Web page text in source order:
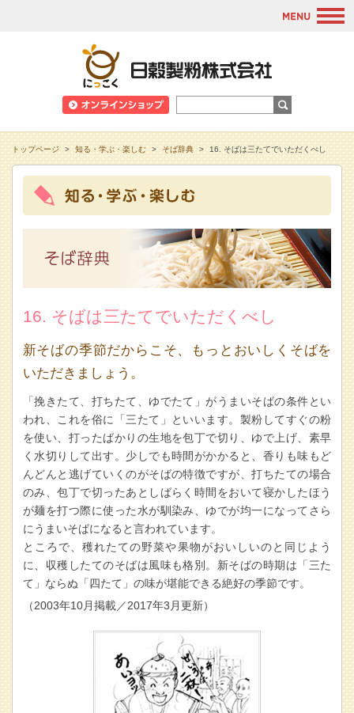
トップページ > 知る・学ぶ・楽しむ > そば辞典 > 16. そばは三たてでいただくべし
16. そばは三たてでいただくべし
新そばの季節だからこそ、もっとおいしくそばを
いただきましょう。
「挽きたて、打ちたて、ゆでたて」がうまいそばの条件とい
われ、これを俗に「三たて」といいます。製粉してすぐの粉
を使い、打ったばかりの生地を包丁で切り、ゆで上げ、素早
く水切りして出す。少しでも時間がかかると、香りも味もど
んどんと逃げていくのがそばの特徴ですが、打ちたての場合
のみ、包丁で切ったあとしばらく時間をおいて寝かしたほう
が麺を打つ際に使った水が馴染み、ゆでが均一になってさら
にうまいそばになると言われています。
ところで、穫れたての野菜や果物がおいしいのと同じよう
に、収穫したてのそばは風味も格別。新そばの時期は「三た
て」ならぬ「四たて」の味が堪能できる絶好の季節です。
（2003年10月掲載／2017年3月更新）